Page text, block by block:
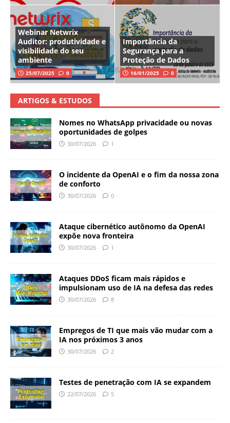
Webinar Netwrix
Auditor: produtividade e
visibilidade do seu
ambiente
25/07/2025 0
Importância da
Segurança para a
Proteção de Dados
16/01/2025 0
ARTIGOS & ESTUDOS
Nomes no WhatsApp privacidade ou novas
oportunidades de golpes
30/07/2026 1
O incidente da OpenAI e o fim da nossa zona
de conforto
30/07/2026 0
Ataque cibernético autônomo da OpenAI
expõe nova fronteira
30/07/2026 1
Ataques DDoS ficam mais rápidos e
impulsionam uso de IA na defesa das redes
30/07/2026 8
Empregos de TI que mais vão mudar com a
IA nos próximos 3 anos
30/07/2026 2
Testes de penetração com IA se expandem
22/07/2026 5